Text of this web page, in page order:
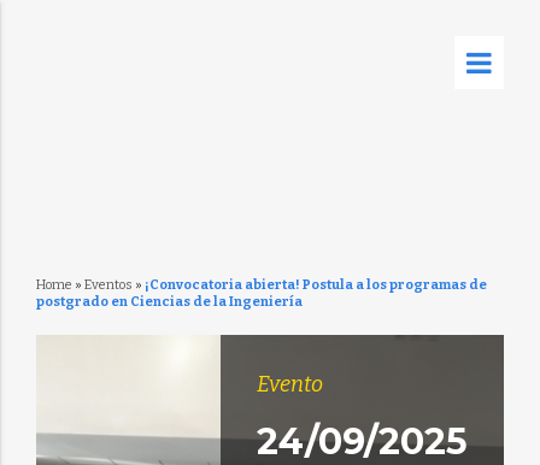
Home » Eventos » ¡Convocatoria abierta! Postula a los programas de
postgrado en Ciencias de la Ingeniería
Evento
24/09/2025